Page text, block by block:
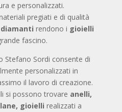
e personalizzati.
pregiati e di qualità
diamanti rendono i gioielli
fascino.
Stefano Sordi consente di
personalizzati in
il lavoro di creazione.
si possono trovare anelli,
gioielli realizzati a